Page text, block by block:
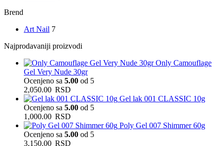
Brend
Art Nail 7
Najprodavaniji proizvodi
Only Camouflage
Gel Very Nude 30gr
Ocenjeno sa 5.00 od 5
2,050.00 RSD
Gel lak 001 CLASSIC 10g
Ocenjeno sa 5.00 od 5
1,000.00 RSD
Poly Gel 007 Shimmer 60g
Ocenjeno sa 5.00 od 5
3,150.00 RSD